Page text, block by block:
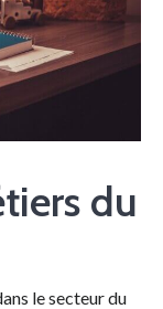
du
le secteur du